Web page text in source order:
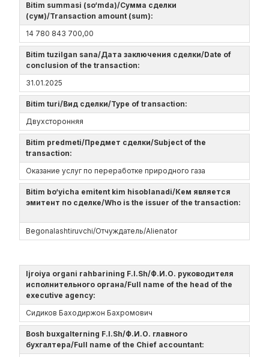
Bitim summasi (so‘mda)/Сумма сделки
(сум)/Transaction amount (sum):
14 780 843 700,00
Bitim tuzilgan sana/Дата заключения сделки/Date of
conclusion of the transaction:
31.01.2025
Bitim turi/Вид сделки/Type of transaction:
Двухсторонняя
Bitim predmeti/Предмет сделки/Subject of the
transaction:
Оказание услуг по переработке природного газа
Bitim bo‘yicha emitent kim hisoblanadi/Кем является
эмитент по сделке/Who is the issuer of the transaction:
Begonalashtiruvchi/Отчуждатель/Alienator
Ijroiya organi rahbarining F.I.Sh/Ф.И.О. руководителя
исполнительного органа/Full name of the head of the
executive agency:
Сидиков Баходиржон Бахромович
Bosh buxgalterning F.I.Sh/Ф.И.О. главного
бухгалтера/Full name of the Chief accountant: